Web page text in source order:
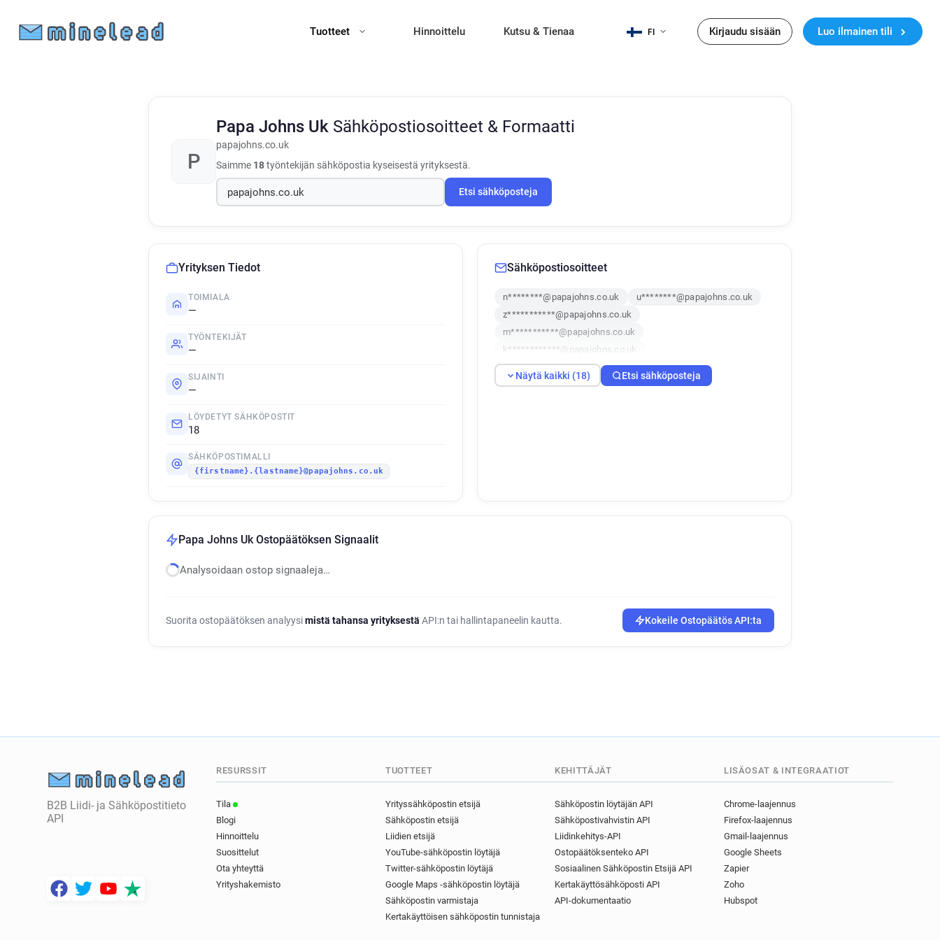
Tuotteet Hinnoittelu Kutsu & Tienaa FI Kirjaudu sisään Luo ilmainen tili
P
Papa Johns Uk Sähköpostiosoitteet & Formaatti
papajohns.co.uk
Saimme 18työntekijän sähköpostia kyseisestä yrityksestä.
Etsi sähköposteja
Yrityksen Tiedot
TOIMIALA
—
TYÖNTEKIJÄT
—
SIJAINTI
—
LÖYDETYT SÄHKÖPOSTIT
18
SÄHKÖPOSTIMALLI
{firstname}.{lastname}@papajohns.co.uk
Sähköpostiosoitteet
n********@papajohns.co.uk
u********@papajohns.co.uk
z***********@papajohns.co.uk
m***********@papajohns.co.uk
k************@papajohns.co.uk
g**********@papajohns.co.uk
r*******@papajohns.co.uk
t********@papajohns.co.uk
x*****@papajohns.co.uk
Näytä kaikki (18) Etsi sähköposteja
Papa Johns Uk Ostopäätöksen Signaalit
Analysoidaan ostop signaaleja…
Suorita ostopäätöksen analyysimistä tahansa yrityksestä API:n tai hallintapaneelin kautta. Kokeile Ostopäätös API:ta
B2B Liidi- ja Sähköpostitieto
API
RESURSSIT
Tila
Blogi
Hinnoittelu
Suosittelut
Ota yhteyttä
Yrityshakemisto
TUOTTEET
Yrityssähköpostin etsijä
Sähköpostin etsijä
Liidien etsijä
YouTube-sähköpostin löytäjä
Twitter-sähköpostin löytäjä
Google Maps -sähköpostin löytäjä
Sähköpostin varmistaja
Kertakäyttöisen sähköpostin tunnistaja
KEHITTÄJÄT
Sähköpostin löytäjän API
Sähköpostivahvistin API
Liidinkehitys-API
Ostopäätöksenteko API
Sosiaalinen Sähköpostin Etsijä API
Kertakäyttösähköposti API
API-dokumentaatio
LISÄOSAT & INTEGRAATIOT
Chrome-laajennus
Firefox-laajennus
Gmail-laajennus
Google Sheets
Zapier
Zoho
Hubspot